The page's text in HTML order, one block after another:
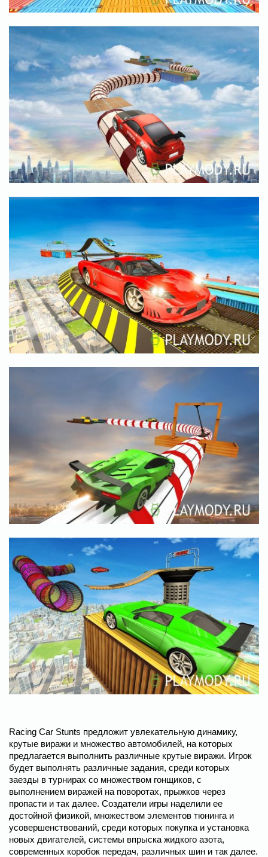
Racing Car Stunts предложит увлекательную динамику,
крутые виражи и множество автомобилей, на которых
предлагается выполнить различные крутые виражи. Игрок
будет выполнять различные задания, среди которых
заезды в турнирах со множеством гонщиков, с
выполнением виражей на поворотах, прыжков через
пропасти и так далее. Создатели игры наделили ее
достойной физикой, множеством элементов тюнинга и
усовершенствований, среди которых покупка и установка
новых двигателей, системы впрыска жидкого азота,
современных коробок передач, различных шин и так далее.